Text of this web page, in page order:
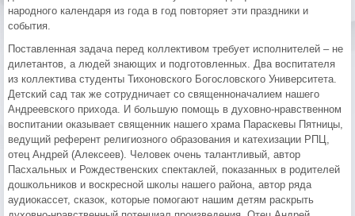
народного календаря из года в год повторяет эти праздники и
события.
Поставленная задача перед коллективом требует исполнителей – не
дилетантов, а людей знающих и подготовленных. Два воспитателя
из коллектива студенты Тихоновского Богословского Университета.
Детский сад так же сотрудничает со священноначалием нашего
Андреевского прихода. И большую помощь в духовно-нравственном
воспитании оказывает священник нашего храма Параскевы Пятницы,
ведущий референт религиозного образования и катехизации РПЦ,
отец Андрей (Алексеев). Человек очень талантливый, автор
Пасхальных и Рождественских спектаклей, показанных в родителей
дошкольников и воскресной школы нашего района, автор ряда
аудиокассет, сказок, которые помогают нашим детям раскрыть